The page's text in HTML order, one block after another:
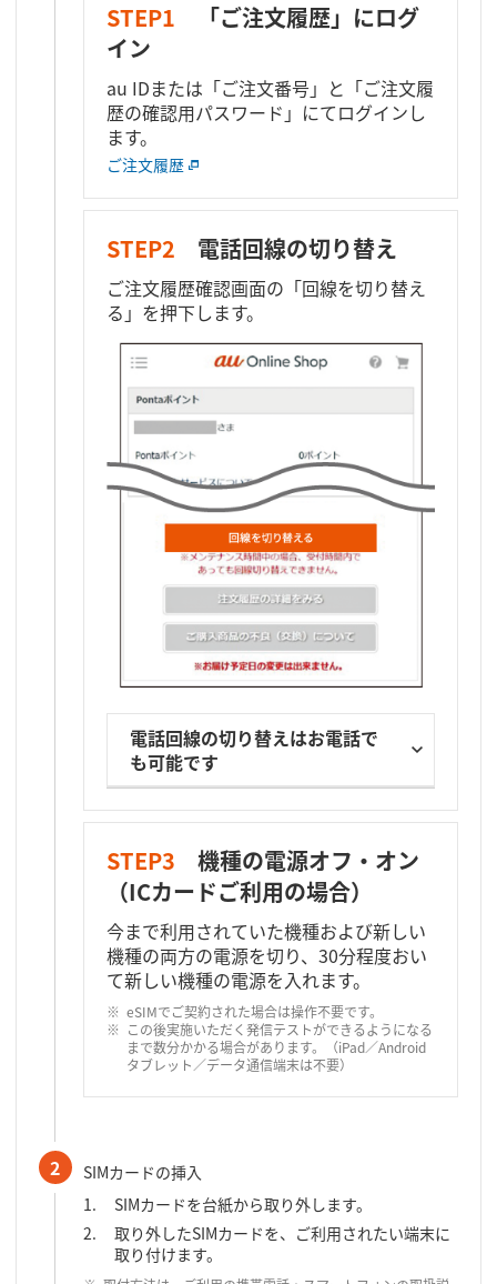
STEP1 「ご注文履歴」にログ
イン
au IDまたは「ご注文番号」と「ご注文履
歴の確認用パスワード」にてログインし
ます。
ご注文履歴
STEP2 電話回線の切り替え
ご注文履歴確認画面の「回線を切り替え
る」を押下します。
電話回線の切り替えはお電話で
も可能です
STEP3 機種の電源オフ・オン
（ICカードご利用の場合）
今まで利用されていた機種および新しい
機種の両方の電源を切り、30分程度おい
て新しい機種の電源を入れます。
eSIMでご契約された場合は操作不要です。
この後実施いただく発信テストができるようになる
まで数分かかる場合があります。（iPad／Android
タブレット／データ通信端末は不要）
2
SIMカードの挿入
SIMカードを台紙から取り外します。
取り外したSIMカードを、ご利用されたい端末に
取り付けます。